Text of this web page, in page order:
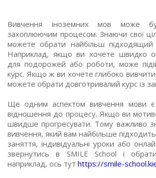
Вивчення іноземних мов може
захоплюючим процесом. Знаючи свої
можете обрати найбільш
Наприклад, якщо ви хочете швидко
для подорожей або роботи, може
курс. Якщо ж ви хочете глибоко вивчити
можете обрати довготривалий курс із
Ще одним аспектом вивчення мови
відношення до процесу. Якщо ви
швидше прогресувати. Тому важливо
вивчення, який вам найбільше
заняття, індивідуальні уроки або
звернутись в SMILE School і
наприклад, ось тут https://smile-